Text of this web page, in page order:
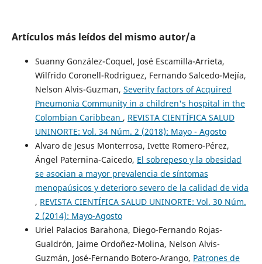
Artículos más leídos del mismo autor/a
Suanny González-Coquel, José Escamilla-Arrieta,
Wilfrido Coronell-Rodriguez, Fernando Salcedo-Mejía,
Nelson Alvis-Guzman, Severity factors of Acquired
Pneumonia Community in a children's hospital in the
Colombian Caribbean , REVISTA CIENTÍFICA SALUD
UNINORTE: Vol. 34 Núm. 2 (2018): Mayo - Agosto
Alvaro de Jesus Monterrosa, Ivette Romero-Pérez,
Ángel Paternina-Caicedo, El sobrepeso y la obesidad
se asocian a mayor prevalencia de síntomas
menopaúsicos y deterioro severo de la calidad de vida
, REVISTA CIENTÍFICA SALUD UNINORTE: Vol. 30 Núm.
2 (2014): Mayo-Agosto
Uriel Palacios Barahona, Diego-Fernando Rojas-
Gualdrón, Jaime Ordoñez-Molina, Nelson Alvis-
Guzmán, José-Fernando Botero-Arango, Patrones de